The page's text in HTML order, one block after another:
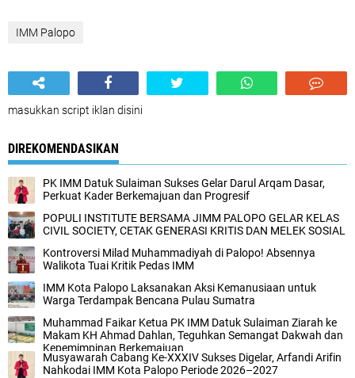
IMM Palopo
masukkan script iklan disini
DIREKOMENDASIKAN
PK IMM Datuk Sulaiman Sukses Gelar Darul Arqam Dasar,
Perkuat Kader Berkemajuan dan Progresif
POPULI INSTITUTE BERSAMA JIMM PALOPO GELAR KELAS
CIVIL SOCIETY, CETAK GENERASI KRITIS DAN MELEK SOSIAL
Kontroversi Milad Muhammadiyah di Palopo! Absennya
Walikota Tuai Kritik Pedas IMM
IMM Kota Palopo Laksanakan Aksi Kemanusiaan untuk
Warga Terdampak Bencana Pulau Sumatra
Muhammad Faikar Ketua PK IMM Datuk Sulaiman Ziarah ke
Makam KH Ahmad Dahlan, Teguhkan Semangat Dakwah dan
Kepemimpinan Berkemajuan
Musyawarah Cabang Ke-XXXIV Sukses Digelar, Arfandi Arifin
Nahkodai IMM Kota Palopo Periode 2026–2027